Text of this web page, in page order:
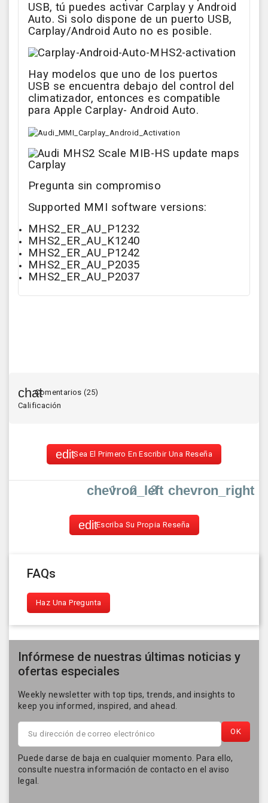
USB, tú puedes activar Carplay y Android
Auto. Si solo dispone de un puerto USB,
Carplay/Android Auto no es posible.
Hay modelos que uno de los puertos
USB se encuentra debajo del control del
climatizador, entonces es compatible
para Apple Carplay- Android Auto.
Pregunta sin compromiso
Supported MMI software versions:
MHS2_ER_AU_P1232
MHS2_ER_AU_K1240
MHS2_ER_AU_P1242
MHS2_ER_AU_P2035
MHS2_ER_AU_P2037
Comentarios (25)
Calificación
Sea El Primero En Escribir Una Reseña
chevron_left
1 2 3 chevron_right
Escriba Su Propia Reseña
FAQs
Haz Una Pregunta
Infórmese de nuestras últimas noticias y
ofertas especiales
Weekly newsletter with top tips, trends, and insights to
keep you informed, inspired, and ahead.
Puede darse de baja en cualquier momento. Para ello,
consulte nuestra información de contacto en el aviso
legal.